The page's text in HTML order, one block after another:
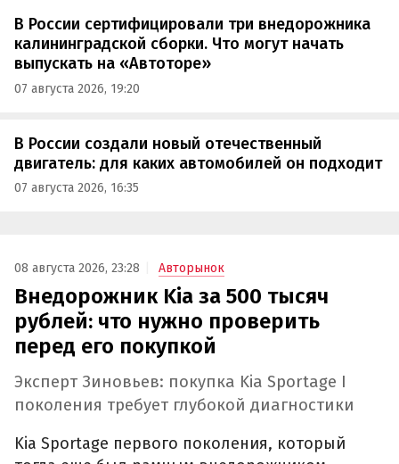
В России сертифицировали три внедорожника
калининградской сборки. Что могут начать
выпускать на «Автоторе»
07 августа 2026, 19:20
В России создали новый отечественный
двигатель: для каких автомобилей он подходит
07 августа 2026, 16:35
08 августа 2026, 23:28 Авторынок
Внедорожник Kia за 500 тысяч
рублей: что нужно проверить
перед его покупкой
Эксперт Зиновьев: покупка Kia Sportage I
поколения требует глубокой диагностики
Kia Sportage первого поколения, который